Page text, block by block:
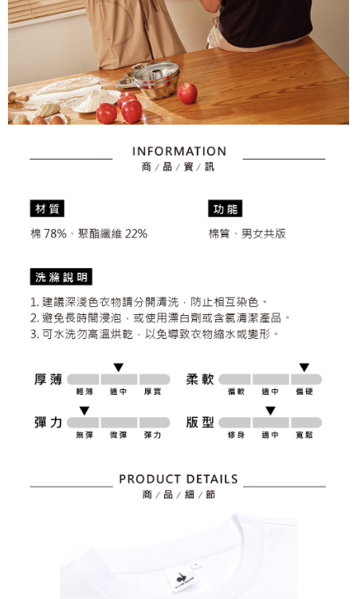
【注意事項】
１．透過由恩沛科技股份有限公司提供之「AFTEE先享後付」服務完成之交
易，需依本服務之必要範圍內提供個人資料，並將交易相關給付款項請求債
權轉讓予恩沛科技股份有限公司。
２．關於個人資料處理事宜，請瀏覽以下網址：
https://aftee.tw/terms/#terms3
３．未成年的使用者請事先徵得法定代理人或監護人之同意方可使用
「AFTEE先享後付」，若未經同意申辦者引起之損失，本公司不負相關責
４．使用「AFTEE先享後付」時，將依據個別帳號之用戶狀況，依本公司即
時審查核予不同之上限額度；若仍有額度不足之情形，本公司將視審查結果
恩沛科技股份有限公司將有權停止該用戶之使用額度並採取法律行動。
7-11取貨付款
免運費
免運費
宅配
離島宅配